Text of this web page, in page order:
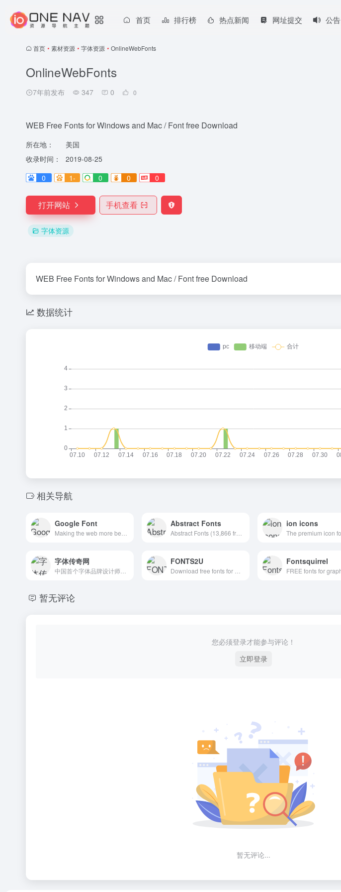
首页 排行榜 热点新闻 网址提交 公告
首页 • 素材资源 • 字体资源 • OnlineWebFonts
OnlineWebFonts
7年前发布 347 0 0
WEB Free Fonts for Windows and Mac / Font free Download
所在地：
美国
收录时间：
2019-08-25
0
1- 0 0 0
打开网站 手机查看
字体资源
WEB Free Fonts for Windows and Mac / Font free Download
数据统计
相关导航
Google Font Abstract Fonts
Abstract Fonts (13,866 free fonts)
ion icons
字体传奇网 FONTS2U Fontsquirrel
暂无评论
您必须登录才能参与评论！
立即登录
暂无评论...